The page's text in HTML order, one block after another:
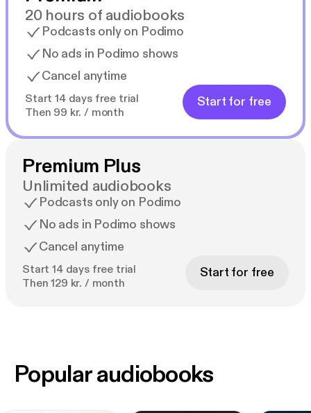
20 hours of audiobooks
Podcasts only on Podimo
No ads in Podimo shows
Cancel anytime
Start 14 days free trial
Then 99 kr. / month
Start for free
Premium Plus
Unlimited audiobooks
Podcasts only on Podimo
No ads in Podimo shows
Cancel anytime
Start 14 days free trial
Then 129 kr. / month
Start for free
Popular audiobooks